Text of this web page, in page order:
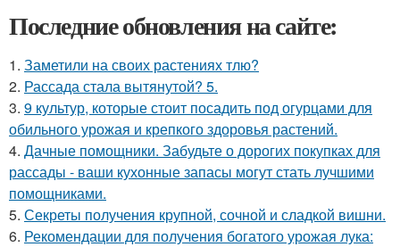
Последние обновления на сайте:
1. Заметили на своих растениях тлю?
2. Рассада стала вытянутой? 5.
3. 9 культур, которые стоит посадить под огурцами для
обильного урожая и крепкого здоровья растений.
4. Дачные помощники. Забудьте о дорогих покупках для
рассады - ваши кухонные запасы могут стать лучшими
помощниками.
5. Секреты получения крупной, сочной и сладкой вишни.
6. Рекомендации для получения богатого урожая лука: